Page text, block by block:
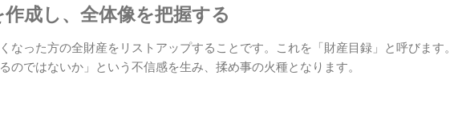
成し、全体像を把握する
なった方の全財産をリストアップすることです。これを「財産目録」と呼びます。
のではないか」という不信感を生み、揉め事の火種となります。